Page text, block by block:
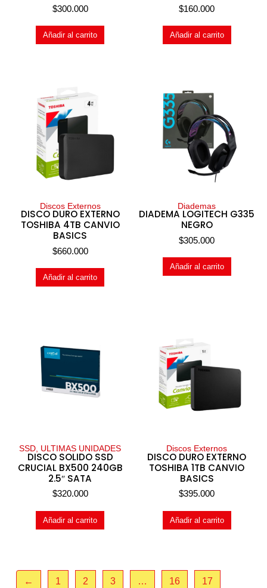
$300.000
Añadir al carrito
$160.000
Añadir al carrito
Discos Externos
DISCO DURO EXTERNO
TOSHIBA 4TB CANVIO
BASICS
$660.000
Añadir al carrito
Diademas
DIADEMA LOGITECH G335
NEGRO
$305.000
Añadir al carrito
SSD, ULTIMAS UNIDADES
DISCO SOLIDO SSD
CRUCIAL BX500 240GB
2.5″ SATA
$320.000
Añadir al carrito
Discos Externos
DISCO DURO EXTERNO
TOSHIBA 1TB CANVIO
BASICS
$395.000
Añadir al carrito
← 1 2 3 … 16 17